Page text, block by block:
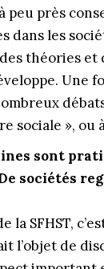
peu près
dans les
théories et
Une
sociale »,
sont
sociétés
la SFHST,
l’objet de